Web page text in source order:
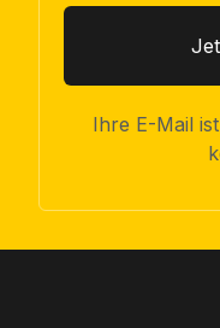
Ihre E-Mail